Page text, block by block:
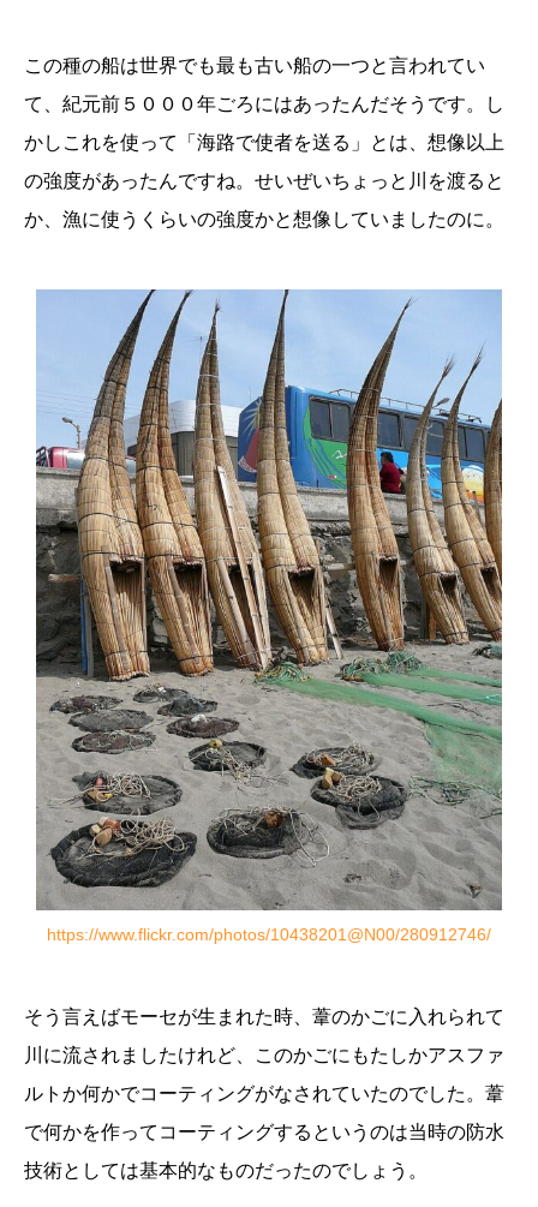
この種の船は世界でも最も古い船の一つと言われてい
て、紀元前５０００年ごろにはあったんだそうです。し
かしこれを使って「海路で使者を送る」とは、想像以上
の強度があったんですね。せいぜいちょっと川を渡ると
か、漁に使うくらいの強度かと想像していましたのに。
https://www.flickr.com/photos/10438201@N00/280912746/
そう言えばモーセが生まれた時、葦のかごに入れられて
川に流されましたけれど、このかごにもたしかアスファ
ルトか何かでコーティングがなされていたのでした。葦
で何かを作ってコーティングするというのは当時の防水
技術としては基本的なものだったのでしょう。